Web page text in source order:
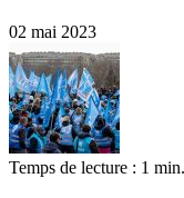
02 mai 2023
Temps de lecture : 1 min.